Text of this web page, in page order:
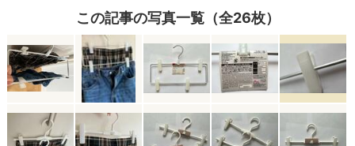
この記事の写真一覧（全26枚）